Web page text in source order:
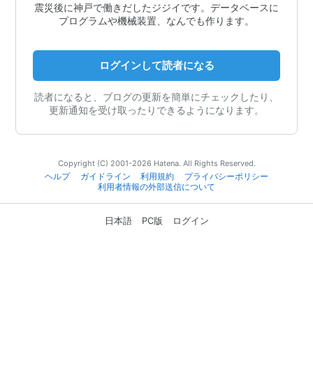
震災後に神戸で働きだしたジジイです。データベースに
プログラムや機械装置、なんでも作ります。
ログインして読者になる
読者になると、ブログの更新を簡単にチェックしたり、
更新通知を受け取ったりできるようになります。
Copyright (C) 2001-2026 Hatena. All Rights Reserved.
ヘルプ
ガイドライン 利用規約
プライバシーポリシー
利用者情報の外部送信について
日本語 PC版 ログイン